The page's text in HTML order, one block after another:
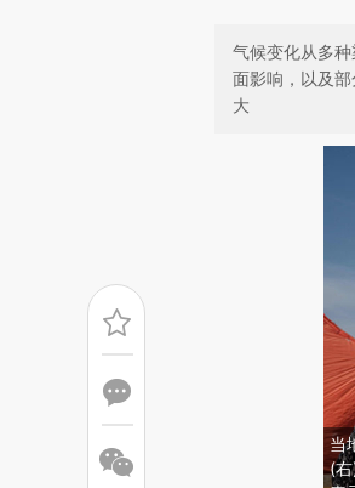
气候变化从多
面影响，以及
大
当
(